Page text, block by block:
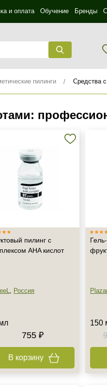
и оплата Обучение Бренды
пилинги Средства
пилинг с
AHA кислот
, Россия
755 ₽
В корзину
150